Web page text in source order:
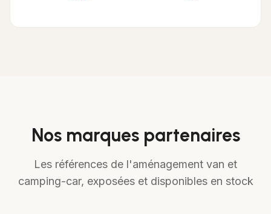
Nos marques partenaires
Les références de l'aménagement van et
camping-car, exposées et disponibles en stock